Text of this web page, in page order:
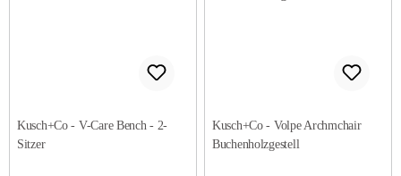
Kusch+Co - V-Care Bench - 2-
Sitzer
Kusch+Co - Volpe Archmchair
Buchenholzgestell